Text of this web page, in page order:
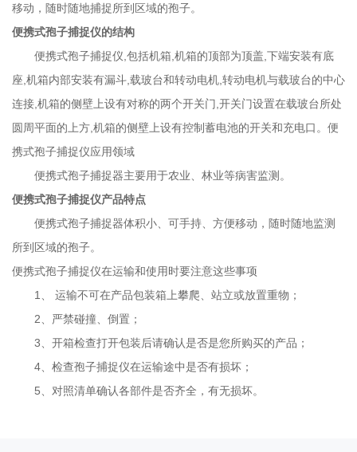
对照清单确认各部件是否齐全，有无损坏。
移动，随时随地捕捉所到区域的孢子。
便携式孢子捕捉仪的结构
便携式孢子捕捉仪 ,包括机箱,机箱的顶部为顶盖,下端安装有底
座,机箱内部安装有漏斗,载玻台和转动电机,转动电机与载玻台的中心
连接,机箱的侧壁上设有对称的两个开关门,开关门设置在载玻台所处
圆周平面的上方,机箱的侧壁上设有控制蓄电池的开关和充电口。 便
携式孢子捕捉仪应用领域
便携式孢子捕捉器主要用于农业、林业等病害监测。
便携式孢子捕捉仪产品特点
便携式孢子捕捉器体积小、可手持、方便移动，随时随地监测
所到区域的孢子。
便携式孢子捕捉仪在运输和使用时要注意这些事项
1
、 运输不可在产品包装箱上攀爬、站立或放置重物；
2 、严禁碰撞、倒置；
3 、开箱检查打开包装后请确认是否是您所购买的产品；
4 、检查孢子捕捉仪在运输途中是否有损坏；
5 、对照清单确认各部件是否齐全，有无损坏。